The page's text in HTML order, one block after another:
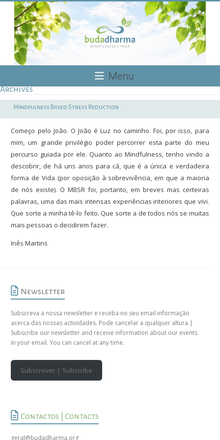
content
Mindfulness
Menu
Archives
Mindfulness Based Stress Reduction
Começo pelo João. O João é Luz no caminho. Foi, por isso, para
mim, um grande privilégio poder percorrer esta parte do meu
percurso guiada por ele. Quanto ao Mindfulness, tenho vindo a
descobrir, de há uns anos para cá, que é a única e verdadeira
forma de Vida (por oposição à sobrevivência, em que a maioria
de nós existe). O MBSR foi, portanto, em breves mas certeiras
palavras, uma das mais intensas experiências interiores que vivi.
Que sorte a minha tê-lo feito. Que sorte a de todos nós se muitas
mais pessoas o decidirem fazer.
Inês Martins
Newsletter
Subscreva a nossa newsletter e receba no seu email informação
acerca das nossas actividades. Pode cancelar a qualquer altura.|
Subscribe our newsletter and receive information about our events
in your email. You can cancel at any time.
Subscrever | Subscribe
Contactos | Contacts
geral@budadharma.org